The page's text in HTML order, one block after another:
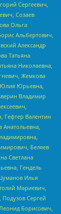
Сергеевич,
Созаев
Ольга
Альбертович,
Александр
Татьяна
Николаевна,
Жемкова
Юлия Юрьевна,
Владимир
Гефтер Валентин
Беляев
Светлана
Гендель
Илья
Мариевич,
Сергей
Борисович,